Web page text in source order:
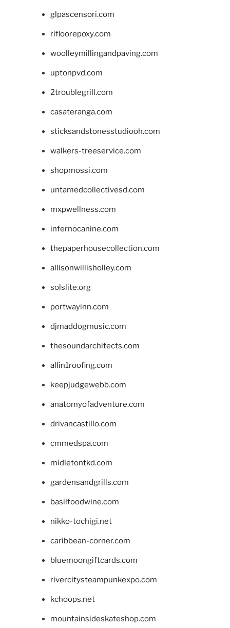
glpascensori.com
rifloorepoxy.com
woolleymillingandpaving.com
uptonpvd.com
2troublegrill.com
casateranga.com
sticksandstonesstudiooh.com
walkers-treeservice.com
shopmossi.com
untamedcollectivesd.com
mxpwellness.com
infernocanine.com
thepaperhousecollection.com
allisonwillisholley.com
solslite.org
portwayinn.com
djmaddogmusic.com
thesoundarchitects.com
allin1roofing.com
keepjudgewebb.com
anatomyofadventure.com
drivancastillo.com
cmmedspa.com
midletontkd.com
gardensandgrills.com
basilfoodwine.com
nikko-tochigi.net
caribbean-corner.com
bluemoongiftcards.com
rivercitysteampunkexpo.com
kchoops.net
mountainsideskateshop.com